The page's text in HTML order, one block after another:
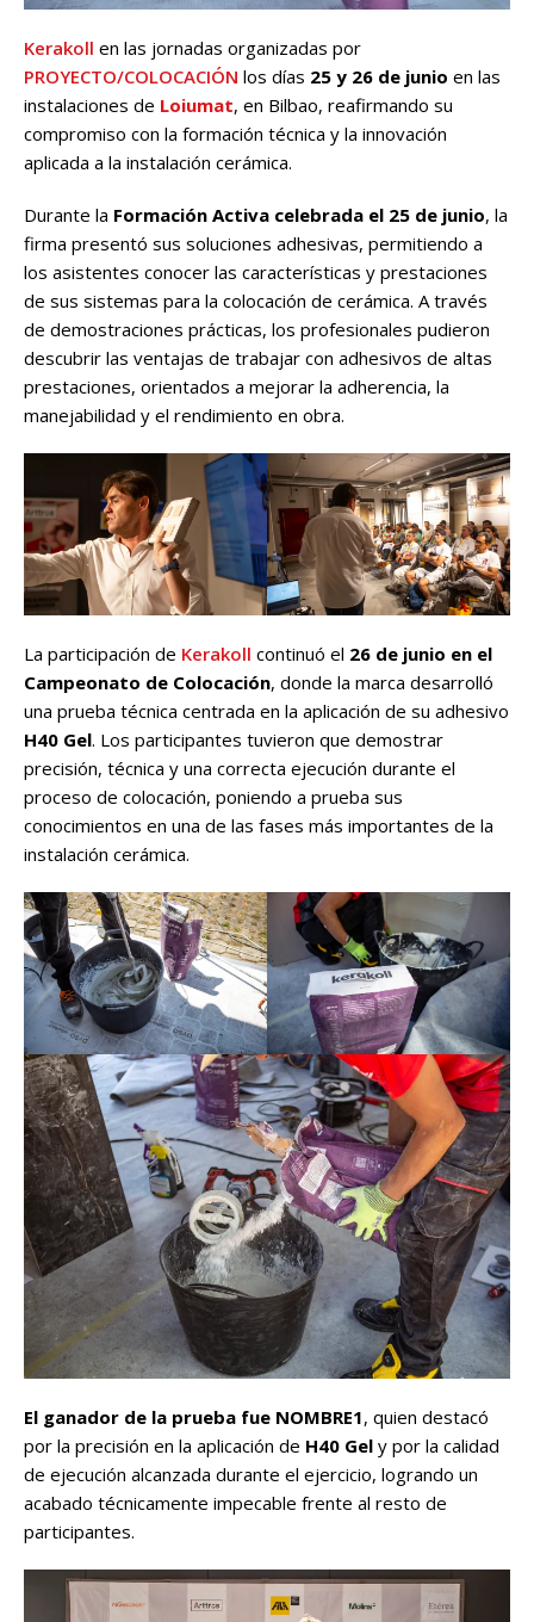
Kerakoll en las jornadas organizadas por
PROYECTO/COLOCACIÓN los días 25 y 26 de junio en las
instalaciones de Loiumat, en Bilbao, reafirmando su
compromiso con la formación técnica y la innovación
aplicada a la instalación cerámica.
Durante la Formación Activa celebrada el 25 de junio, la
firma presentó sus soluciones adhesivas, permitiendo a
los asistentes conocer las características y prestaciones
de sus sistemas para la colocación de cerámica. A través
de demostraciones prácticas, los profesionales pudieron
descubrir las ventajas de trabajar con adhesivos de altas
prestaciones, orientados a mejorar la adherencia, la
manejabilidad y el rendimiento en obra.
La participación de Kerakoll continuó el 26 de junio en el
Campeonato de Colocación, donde la marca desarrolló
una prueba técnica centrada en la aplicación de su adhesivo
H40 Gel. Los participantes tuvieron que demostrar
precisión, técnica y una correcta ejecución durante el
proceso de colocación, poniendo a prueba sus
conocimientos en una de las fases más importantes de la
instalación cerámica.
El ganador de la prueba fue NOMBRE1, quien destacó
por la precisión en la aplicación de H40 Gel y por la calidad
de ejecución alcanzada durante el ejercicio, logrando un
acabado técnicamente impecable frente al resto de
participantes.